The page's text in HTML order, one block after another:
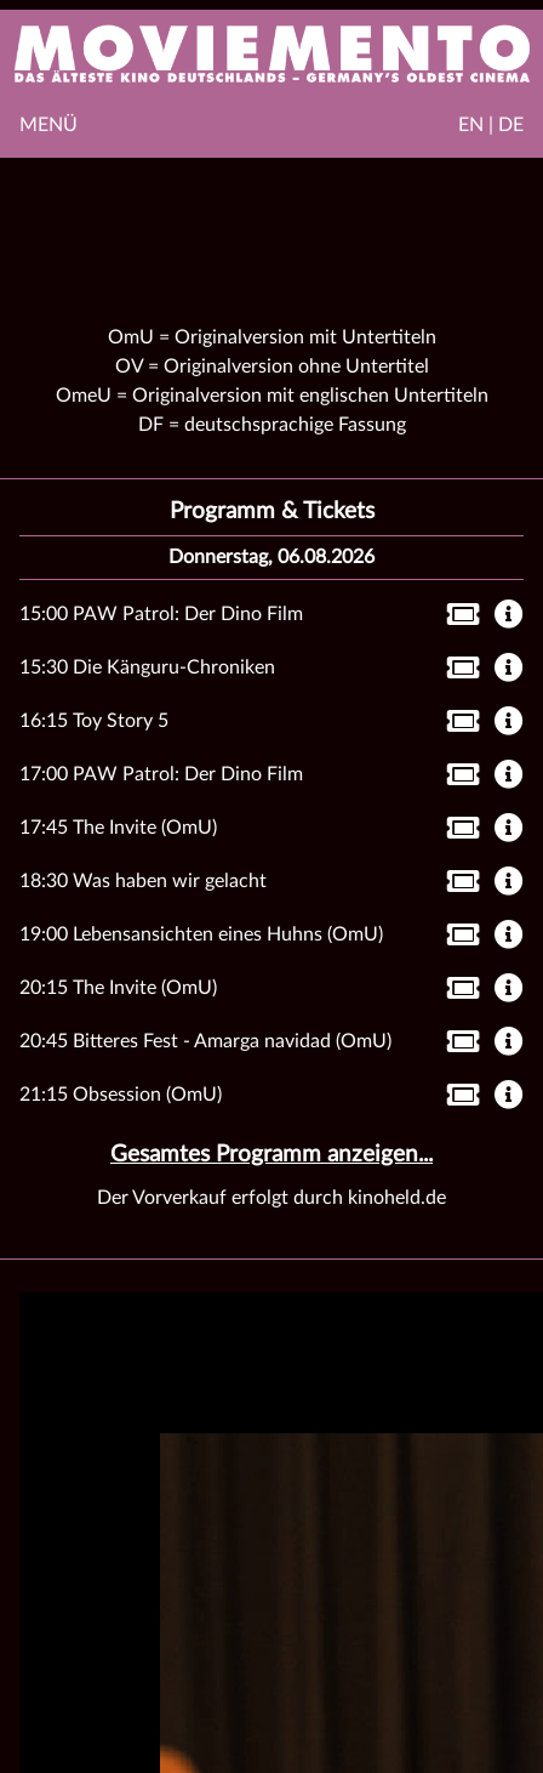
EN | DE
MENÜ
OmU = Originalversion mit Untertiteln
OV = Originalversion ohne Untertitel
OmeU = Originalversion mit englischen Untertiteln
DF = deutschsprachige Fassung
Programm & Tickets
Donnerstag, 06.08.2026
15:00 PAW Patrol: Der Dino Film
15:30 Die Känguru-Chroniken
16:15 Toy Story 5
17:00 PAW Patrol: Der Dino Film
17:45 The Invite (OmU)
18:30 Was haben wir gelacht
19:00 Lebensansichten eines Huhns (OmU)
20:15 The Invite (OmU)
20:45 Bitteres Fest - Amarga navidad (OmU)
21:15 Obsession (OmU)
Gesamtes Programm anzeigen...
Der Vorverkauf erfolgt durch kinoheld.de